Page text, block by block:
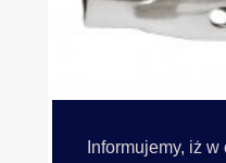
Informujemy, iż